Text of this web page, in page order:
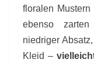
floralen
ebenso
niedriger
Kleid –